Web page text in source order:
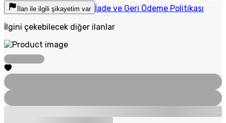
İlan ile ilgili şikayetim var İade ve Geri Ödeme Politikası
İlgini çekebilecek diğer ilanlar